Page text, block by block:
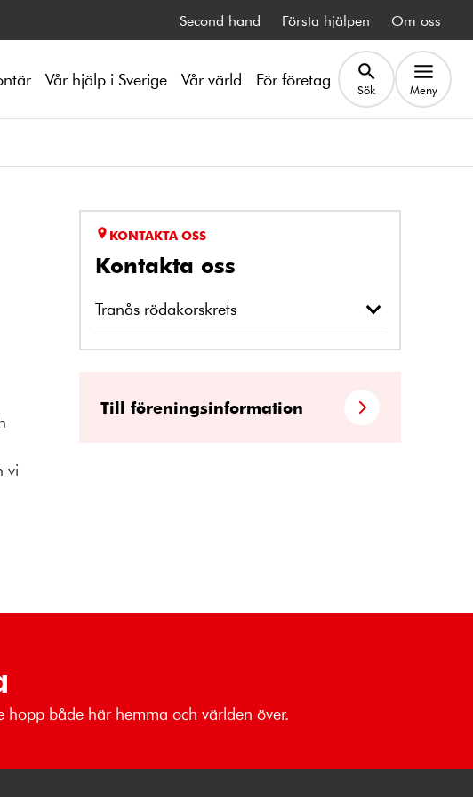
Second hand Första hjälpen Om oss
Vår hjälp i Sverige Vår värld För företag Sök Meny
vi
KONTAKTA OSS
Kontakta oss
Tranås rödakorskrets
Till föreningsinformation
både här hemma och världen över.